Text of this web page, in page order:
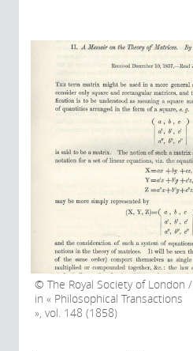
The Royal Society of London /
in « Philosophical Transactions
», vol. 148 (1858)